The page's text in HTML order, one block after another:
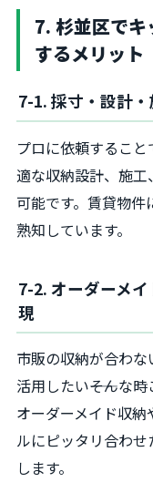
7. 杉並区で
するメリット
7-1. 採寸・設計
プロに依頼するこ
適な収納設計、施
可能です。賃貸物
熟知しています。
7-2. オーダーメ
現
市販の収納が合わな
活用したい――そんな
オーダーメイド収
ルにピッタリ合わ
します。